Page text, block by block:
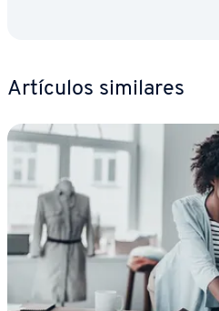
Artículos similares